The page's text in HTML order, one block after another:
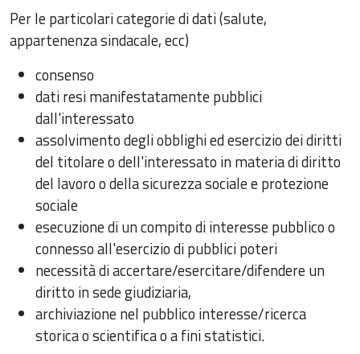
Per le particolari categorie di dati (salute,
appartenenza sindacale, ecc)
consenso
dati resi manifestatamente pubblici
dall'interessato
assolvimento degli obblighi ed esercizio dei diritti
del titolare o dell'interessato in materia di diritto
del lavoro o della sicurezza sociale e protezione
sociale
esecuzione di un compito di interesse pubblico o
connesso all'esercizio di pubblici poteri
necessità di accertare/esercitare/difendere un
diritto in sede giudiziaria,
archiviazione nel pubblico interesse/ricerca
storica o scientifica o a fini statistici.